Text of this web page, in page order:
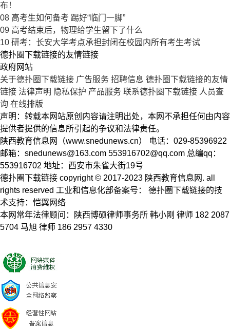
布！
08 高考生如何备考 踢好“临门一脚”
09 高考结束后，物理给学生留下了什么
10 研考：长安大学考点承担封闭在校园内所有考生考试
德扑圈下载链接的友情链接
政府网站
关于德扑圈下载链接 广告服务 招聘信息 德扑圈下载链接的友情
链接 法律声明 隐私保护 产品服务 联系德扑圈下载链接 人员查
询 在线排版
声明：转载本网站原创内容请注明出处，本网不承担任何由内容
提供者提供的信息所引起的争议和法律责任。
陕西教育信息网（www.snedunews.cn） 电话：029-85396922
邮箱： snedunews@163.com 553916702@qq.com 总编qq：
553916702 地址：西安市朱雀大街19号
德扑圈下载链接 copyright © 2017-2023 陕西教育信息网. all
rights reserved 工业和信息化部备案号： 德扑圈下载链接的技
术支持：恺翼网络
本网常年法律顾问：陕西博硕律师事务所 韩小刚 律师 182 2087
5704 马旭 律师 186 2957 4330